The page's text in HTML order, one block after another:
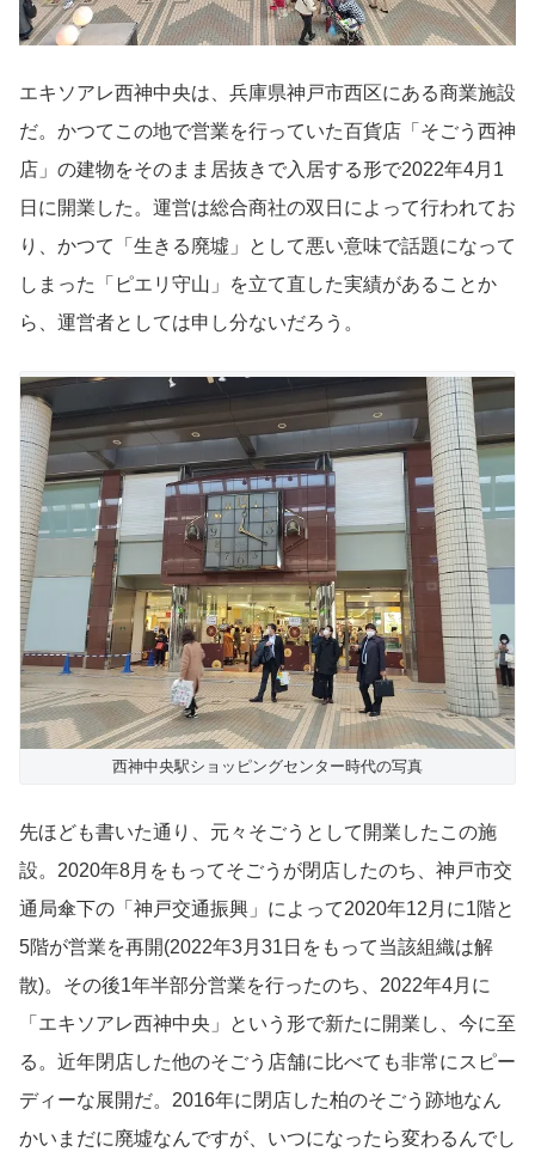
エキソアレ西神中央は、兵庫県神戸市西区にある商業施設
だ。かつてこの地で営業を行っていた百貨店「そごう西神
店」の建物をそのまま居抜きで入居する形で2022年4月1
日に開業した。運営は総合商社の双日によって行われてお
り、かつて「生きる廃墟」として悪い意味で話題になって
しまった「ピエリ守山」を立て直した実績があることか
ら、運営者としては申し分ないだろう。
西神中央駅ショッピングセンター時代の写真
先ほども書いた通り、元々そごうとして開業したこの施
設。2020年8月をもってそごうが閉店したのち、神戸市交
通局傘下の「神戸交通振興」によって2020年12月に1階と
5階が営業を再開(2022年3月31日をもって当該組織は解
散)。その後1年半部分営業を行ったのち、2022年4月に
「エキソアレ西神中央」という形で新たに開業し、今に至
る。近年閉店した他のそごう店舗に比べても非常にスピー
ディーな展開だ。2016年に閉店した柏のそごう跡地なん
かいまだに廃墟なんですが、いつになったら変わるんでし